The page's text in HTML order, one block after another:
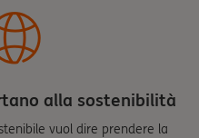
alla sostenibilità
vuol dire prendere la